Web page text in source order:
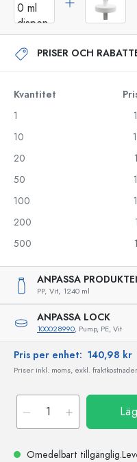
PRISER OCH
Kvantitet
1
10
20
50
100
200
500
ANPASSA
PP, Vit, 1240 ml
ANPASSA LOCK
100028990, Pump, PE, Vit
Pris per enhet: 140,98 kr
Priser inkl. moms, exkl. fraktkostnader
Omedelbart tillgänglig.